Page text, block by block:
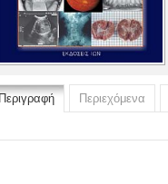
Περιγραφή Περιεχόμενα